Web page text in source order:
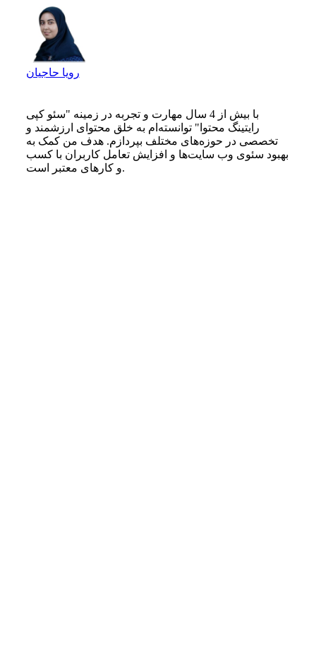
رویا حاجیان
با بیش از 4 سال مهارت و تجربه در زمینه "سئو کپی
رایتینگ محتوا" توانسته‌ام به خلق محتوای ارزشمند و
تخصصی در حوزه‌های مختلف بپردازم. هدف من کمک به
بهبود سئوی وب سایت‌ها و افزایش تعامل کاربران با کسب
و کارهای معتبر است.